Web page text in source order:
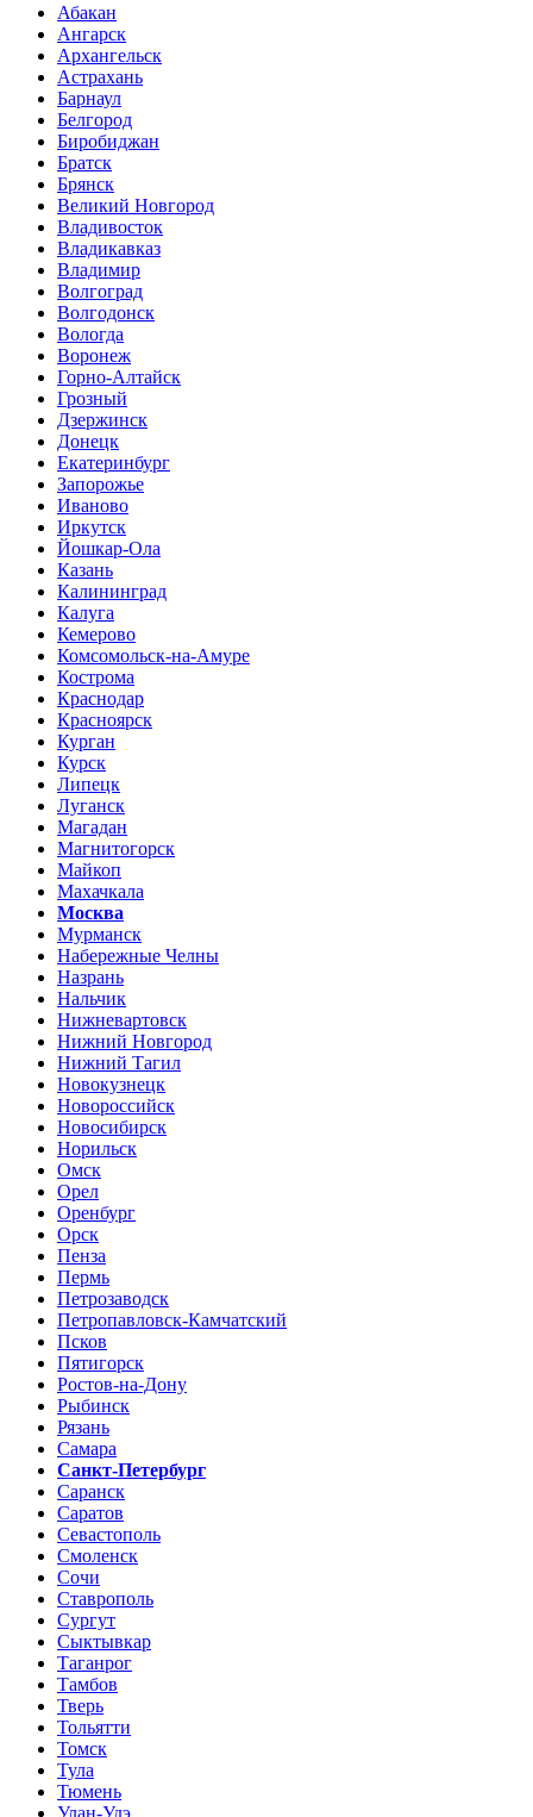
Абакан
Ангарск
Архангельск
Астрахань
Барнаул
Белгород
Биробиджан
Братск
Брянск
Великий Новгород
Владивосток
Владикавказ
Владимир
Волгоград
Волгодонск
Вологда
Воронеж
Горно-Алтайск
Грозный
Дзержинск
Донецк
Екатеринбург
Запорожье
Иваново
Иркутск
Йошкар-Ола
Казань
Калининград
Калуга
Кемерово
Комсомольск-на-Амуре
Кострома
Краснодар
Красноярск
Курган
Курск
Липецк
Луганск
Магадан
Магнитогорск
Майкоп
Махачкала
Москва
Мурманск
Набережные Челны
Назрань
Нальчик
Нижневартовск
Нижний Новгород
Нижний Тагил
Новокузнецк
Новороссийск
Новосибирск
Норильск
Омск
Орел
Оренбург
Орск
Пенза
Пермь
Петрозаводск
Петропавловск-Камчатский
Псков
Пятигорск
Ростов-на-Дону
Рыбинск
Рязань
Самара
Санкт-Петербург
Саранск
Саратов
Севастополь
Смоленск
Сочи
Ставрополь
Сургут
Сыктывкар
Таганрог
Тамбов
Тверь
Тольятти
Томск
Тула
Тюмень
Улан-Удэ